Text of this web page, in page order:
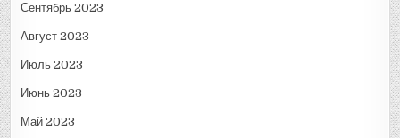
Сентябрь 2023
Август 2023
Июль 2023
Июнь 2023
Май 2023